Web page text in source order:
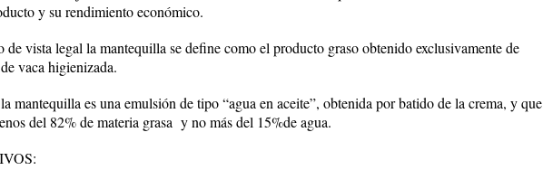
y su rendimiento económico.
de vista legal la mantequilla se define como el producto graso obtenido exclusivamente de
vaca higienizada.
mantequilla es una emulsión de tipo “agua en aceite”, obtenida por batido de la crema, y que
del 82% de materia grasa y no más del 15%de agua.